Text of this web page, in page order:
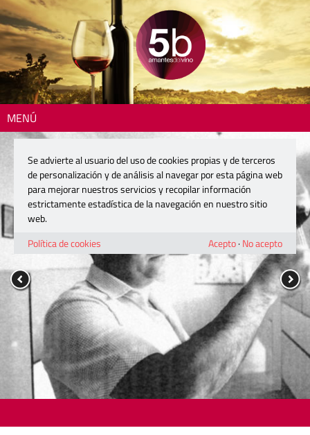
MENÚ
Se advierte al usuario del uso de cookies propias y de terceros
de personalización y de análisis al navegar por esta página web
para mejorar nuestros servicios y recopilar información
estrictamente estadística de la navegación en nuestro sitio
web.
Política de cookies
Acepto· No acepto